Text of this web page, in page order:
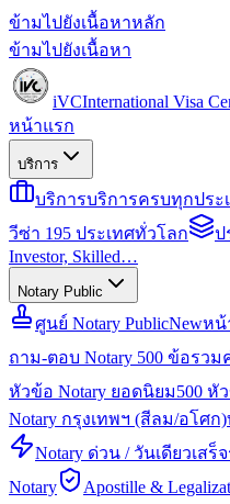
ข้ามไปยังเนื้อหาหลัก
ข้ามไปยังเนื้อหา
iVCInternational Visa
หน้าแรก
บริการ
บริการบริการครบทุกประ
วีซ่า 195 ประเทศทั่วโลก
ป
Investor, Skilled…
Notary Public
ศูนย์ Notary PublicNewหน้
ถาม-ตอบ Notary 500 ข้อรวม
หัวข้อ Notary ยอดนิยม500 หั
Notary กรุงเทพฯ (สีลม/อโศก)
Notary ด่วน / วันเดียวเสร็จ
Notary
Apostille &